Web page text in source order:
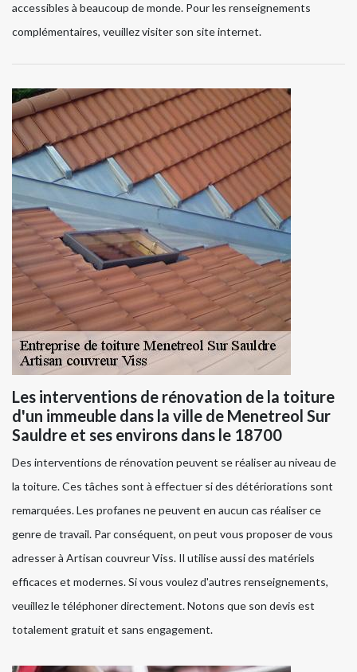
accessibles à beaucoup de monde. Pour les renseignements
complémentaires, veuillez visiter son site internet.
Les interventions de rénovation de la toiture
d'un immeuble dans la ville de Menetreol Sur
Sauldre et ses environs dans le 18700
Des interventions de rénovation peuvent se réaliser au niveau de
la toiture. Ces tâches sont à effectuer si des détériorations sont
remarquées. Les profanes ne peuvent en aucun cas réaliser ce
genre de travail. Par conséquent, on peut vous proposer de vous
adresser à Artisan couvreur Viss. Il utilise aussi des matériels
efficaces et modernes. Si vous voulez d'autres renseignements,
veuillez le téléphoner directement. Notons que son devis est
totalement gratuit et sans engagement.